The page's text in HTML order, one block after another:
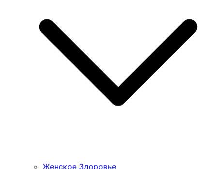
Женское Здоровье